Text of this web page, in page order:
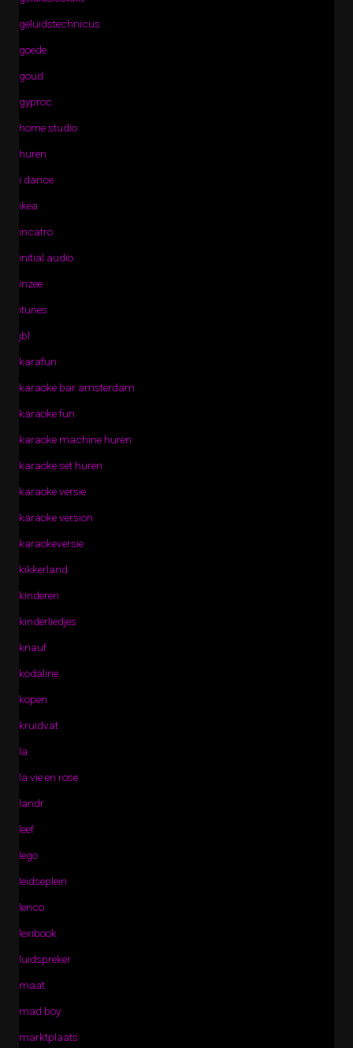
geluidstechnicus
goede
goud
gyproc
home studio
huren
i dance
ikea
incatro
initial audio
inzee
itunes
jbl
karafun
karaoke bar amsterdam
karaoke fun
karaoke machine huren
karaoke set huren
karaoke versie
karaoke version
karaokeversie
kikkerland
kinderen
kinderliedjes
knauf
kodaline
kopen
kruidvat
la
la vie en rose
landr
leef
lego
leidseplein
lenco
lexibook
luidspreker
maat
mad boy
marktplaats